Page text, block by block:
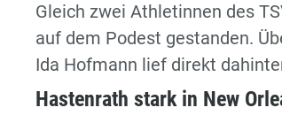
Gleich zwei Athletinnen des
auf dem Podest gestanden.
Ida Hofmann lief direkt
Hastenrath stark in New